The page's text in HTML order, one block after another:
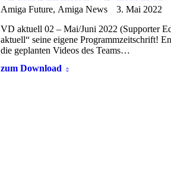
Amiga Future, Amiga News 3. Mai 2022
VD aktuell 02 – Mai/Juni 2022 (Supporter
aktuell“ seine eigene Programmzeitschrift!
die geplanten Videos des Teams…
zum Download